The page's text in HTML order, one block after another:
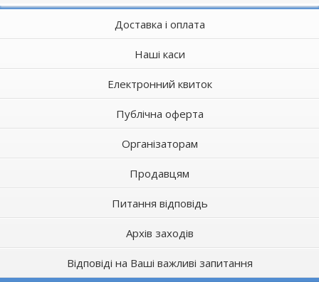
Доставка і оплата
Наші каси
Електронний квиток
Публічна оферта
Організаторам
Продавцям
Питання відповідь
Архів заходів
Відповіді на Ваші важливі запитання